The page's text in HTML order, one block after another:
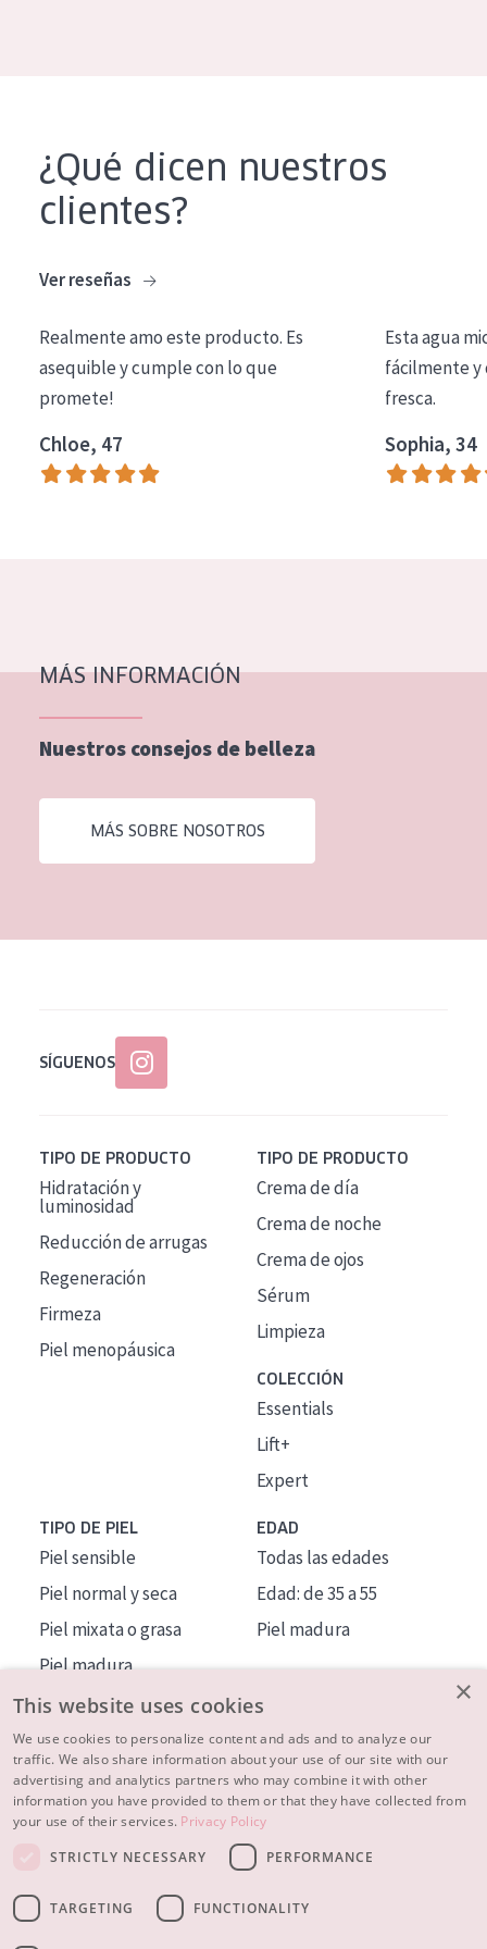
Piel madura
¿Qué dicen nuestros
clientes?
Ver reseñas
Realmente amo este producto. Es
asequible y cumple con lo que
promete!
Chloe, 47
Esta agua
fácilmente y
fresca.
Sophia, 34
MÁS INFORMACIÓN
Nuestros consejos de belleza
MÁS SOBRE NOSOTROS
SÍGUENOS
TIPO DE PRODUCTO
Hidratación y
luminosidad
Reducción de arrugas
Regeneración
Firmeza
Piel menopáusica
TIPO DE PRODUCTO
Crema de día
Crema de noche
Crema de ojos
Sérum
Limpieza
COLECCIÓN
Essentials
Lift+
Expert
TIPO DE PIEL
Piel sensible
Piel normal y seca
Piel mixata o grasa
Piel madura
Piel expuesta al sol
Piel menopáusica
EDAD
Todas las edades
Edad: de 35 a 55
Piel madura
MÁS SOBRE NOSOTROS
INSPIRACIÓN
CONTACTO
© 2023 - 2026 Diadermine
×
This website uses cookies
We use cookies to personalize content and ads and to analyze our
traffic. We also share information about your use of our site with our
advertising and analytics partners who may combine it with other
information you have provided to them or that they have collected from
your use of their services. Privacy Policy
STRICTLY NECESSARY
PERFORMANCE
TARGETING FUNCTIONALITY